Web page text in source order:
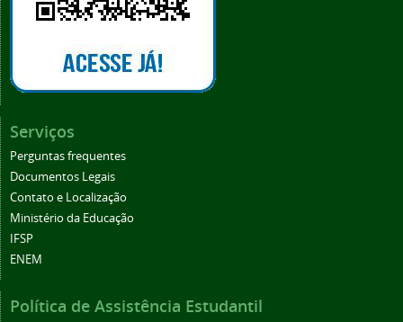
Serviços
Perguntas frequentes
Documentos Legais
Contato e Localização
Ministério da Educação
IFSP
ENEM
Política de Assistência Estudantil